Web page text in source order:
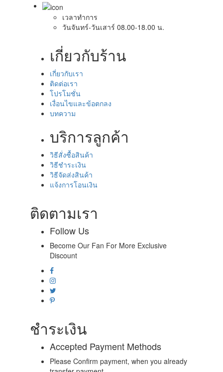
เวลาทำการ
วันจันทร์-วันเสาร์ 08.00-18.00 น.
เกี่ยวกับร้าน
เกี่ยวกับเรา
ติดต่อเรา
โปรโมชั่น
เงื่อนไขและข้อตกลง
บทความ
บริการลูกค้า
วิธีสั่งซื้อสินค้า
วิธีชำระเงิน
วิธีจัดส่งสินค้า
แจ้งการโอนเงิน
ติดตามเรา
Follow Us
Become Our Fan For More Exclusive
Discount
ชำระเงิน
Accepted Payment Methods
Please Confirm payment, when you already